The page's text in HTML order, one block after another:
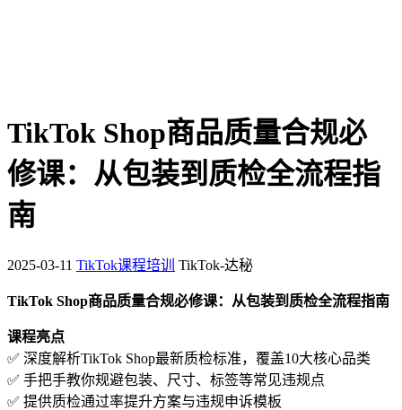
TikTok Shop商品质量合规必
修课：从包装到质检全流程指
南
2025-03-11 TikTok课程培训 TikTok-达秘
TikTok Shop商品质量合规必修课：从包装到质检全流程指南
课程亮点
✅ 深度解析TikTok Shop最新质检标准，覆盖10大核心品类
✅ 手把手教你规避包装、尺寸、标签等常见违规点
✅ 提供质检通过率提升方案与违规申诉模板